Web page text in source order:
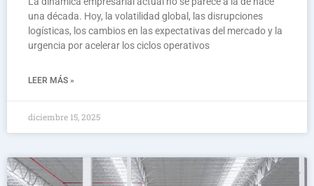
una década. Hoy, la volatilidad global, las disrupciones
logísticas, los cambios en las expectativas del mercado y la
urgencia por acelerar los ciclos operativos
LEER MÁS »
diciembre 15, 2025